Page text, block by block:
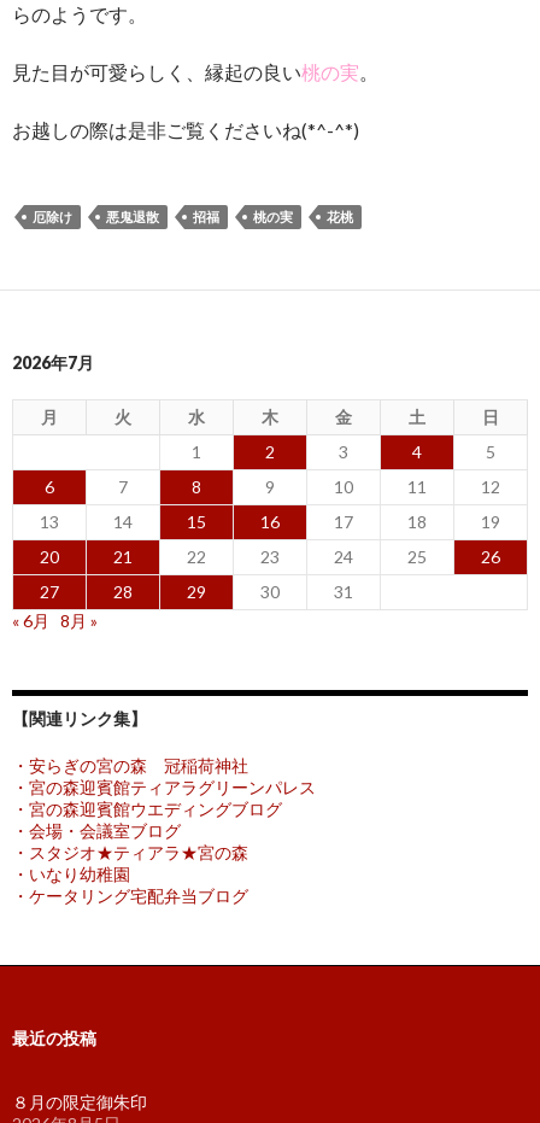
らのようです。
見た目が可愛らしく、縁起の良い桃の実。
お越しの際は是非ご覧くださいね(*^-^*)
厄除け 悪鬼退散 招福 桃の実 花桃
2026年7月
月 火 水 木 金 土
日
1
2 3 4
5
6
7 8 9 10 11
12
13
14 15 16 17 18
19
20
21 22 23 24 25
26
27
28 29 30
31
« 6月
8月 »
【関連リンク集】
・安らぎの宮の森 冠稲荷神社
・宮の森迎賓館ティアラグリーンパレス
・宮の森迎賓館ウエディングブログ
・会場・会議室ブログ
・スタジオ★ティアラ★宮の森
・いなり幼稚園
・ケータリング宅配弁当ブログ
最近の投稿
８月の限定御朱印